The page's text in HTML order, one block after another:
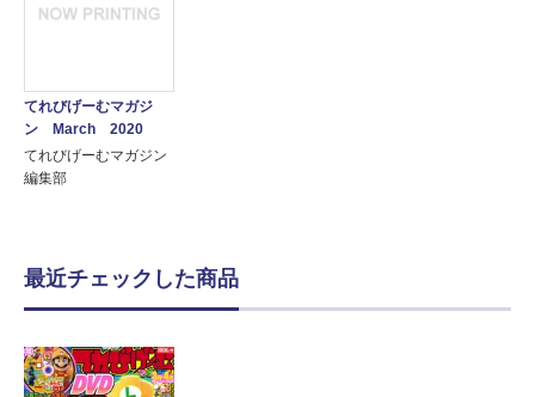
てれびげーむマガジ
ン March 2020
てれびげーむマガジン
編集部
最近チェックした商品